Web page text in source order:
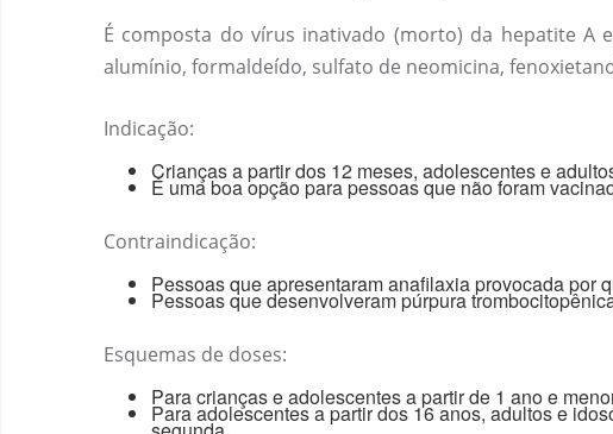
É composta do vírus inativado (morto) da hepatite A
alumínio, formaldeído, sulfato de neomicina,
Indicação:
Crianças a partir dos 12 meses, adolescentes e
É uma boa opção para pessoas que não foram
Contraindicação:
Pessoas que apresentaram anafilaxia provocada por
Pessoas que desenvolveram púrpura
Esquemas de doses:
Para crianças e adolescentes a partir de 1 ano e
Para adolescentes a partir dos 16 anos, adultos e